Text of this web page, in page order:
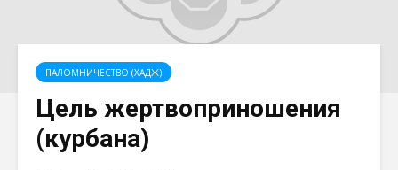
ПАЛОМНИЧЕСТВО (ХАДЖ)
Цель жертвоприношения
(курбана)